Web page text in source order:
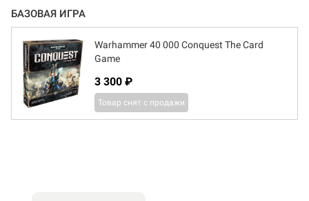
БАЗОВАЯ ИГРА
Warhammer 40 000 Conquest The Card
Game
3 300 ₽
Товар снят с продажи